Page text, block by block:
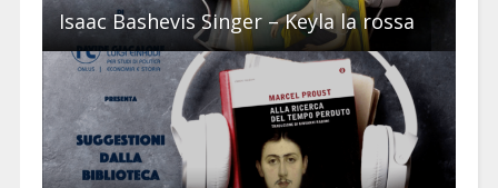
Isaac Bashevis Singer – Keyla la rossa